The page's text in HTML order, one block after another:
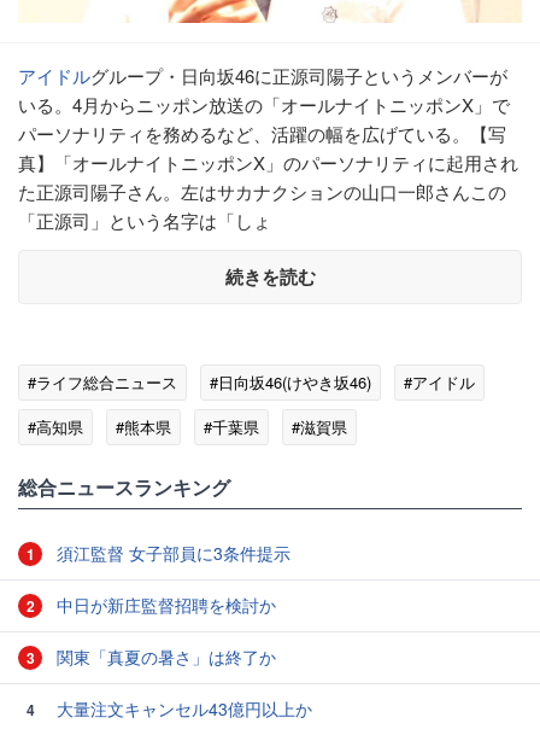
アイドルグループ・日向坂46に正源司陽子というメンバーが
いる。4月からニッポン放送の「オールナイトニッポンX」で
パーソナリティを務めるなど、活躍の幅を広げている。【写
真】「オールナイトニッポンX」のパーソナリティに起用され
た正源司陽子さん。左はサカナクションの山口一郎さんこの
「正源司」という名字は「しょ
続きを読む
#ライフ総合ニュース #日向坂46(けやき坂46)
#アイドル
#高知県
#熊本県 #千葉県 #滋賀県
総合ニュースランキング
1 須江監督 女子部員に3条件提示
2 中日が新庄監督招聘を検討か
3 関東「真夏の暑さ」は終了か
4 大量注文キャンセル43億円以上か